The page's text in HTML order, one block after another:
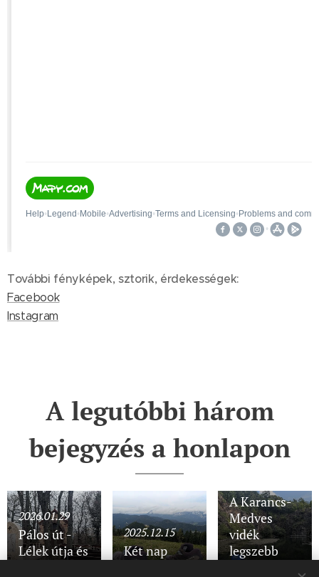
További fényképek, sztorik, érdekességek:
Facebook
Instagram
A legutóbbi három
bejegyzés a honlapon
2026.01.29
Pálos út -
Lélek útja és
2025.12.15
Két nap
A Karancs-
Medves
vidék
legszebb